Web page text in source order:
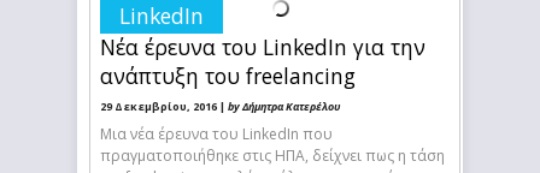
LinkedIn
Νέα έρευνα του LinkedIn για την
ανάπτυξη του freelancing
29 Δεκεμβρίου, 2016 | by Δήμητρα Κατερέλου
Μια νέα έρευνα του LinkedIn που
πραγματοποιήθηκε στις ΗΠΑ, δείχνει πως η τάση